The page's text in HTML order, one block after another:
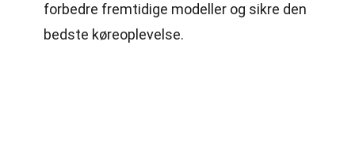
forbedre fremtidige modeller og sikre den
bedste køreoplevelse.